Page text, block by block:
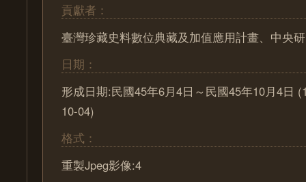
貢獻者：
臺灣珍藏史料數位典藏及加值應用計畫、中央
日期：
形成日期:民國45年6月4日～民國45年10月4日
10-04)
格式：
重製Jpeg影像:4